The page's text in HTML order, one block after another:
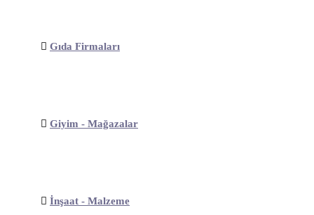
Gıda Firmaları
Giyim - Mağazalar
İnşaat - Malzeme